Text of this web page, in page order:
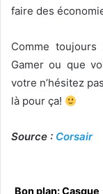
faire des
Comme
Gamer ou que
votre n’hésitez
là pour ça!
Source : Corsair
Bon plan: Casque